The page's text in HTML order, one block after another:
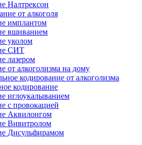
Налтрексон
от алкоголя
имплантом
вшиванием
уколом
СИТ
лазером
от алкоголизма на дому
кодирование от алкоголизма
кодирование
иглоукалыванием
с провокацией
Аквилонгом
Вивитролом
Дисульфирамом